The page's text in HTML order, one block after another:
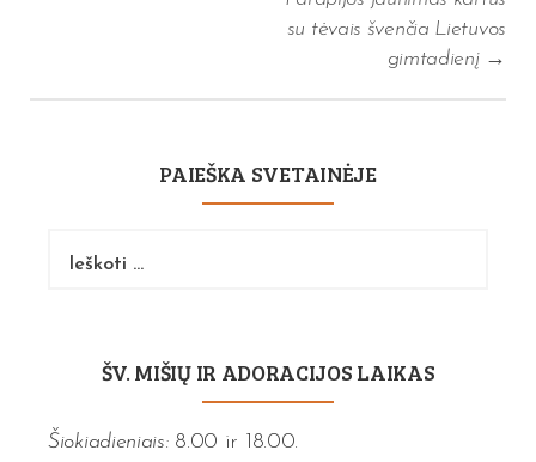
su tėvais švenčia Lietuvos
gimtadienį →
PAIEŠKA SVETAINĖJE
ŠV. MIŠIŲ IR ADORACIJOS LAIKAS
Šiokiadieniais:8.00 ir 18.00.